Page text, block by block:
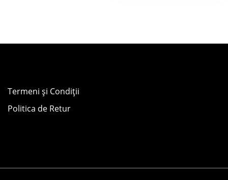
Termeni și Condiții
Politica de Retur